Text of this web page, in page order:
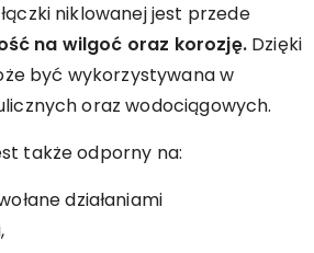
niklowanej jest przede
na wilgoć oraz korozję.Dzięki
być wykorzystywana w
oraz wodociągowych.
także odporny na:
działaniami